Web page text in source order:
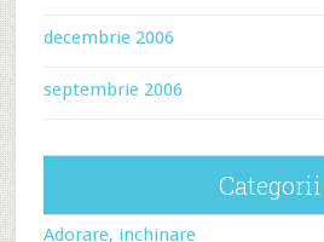
decembrie 2006
septembrie 2006
Categorii
Adorare, inchinare